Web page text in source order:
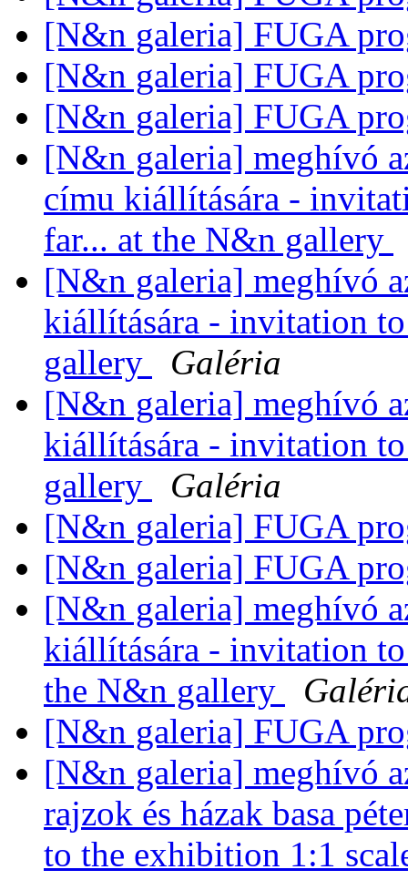
[N&n galeria] FUGA
[N&n galeria] FUGA
[N&n galeria] FUGA
[N&n galeria] meghívó
címu kiállítására -
far... at the N&n gallery
[N&n galeria] meghívó
kiállítására - invitation
gallery
Galéria
[N&n galeria] meghívó
kiállítására - invitation
gallery
Galéria
[N&n galeria] FUGA
[N&n galeria] FUGA
[N&n galeria] meghívó
kiállítására - invitation
the N&n gallery
[N&n galeria] FUGA
[N&n galeria] meghívó
rajzok és házak basa
to the exhibition 1:1